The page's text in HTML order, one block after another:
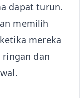
dapat turun.
memilih
mereka
ringan dan